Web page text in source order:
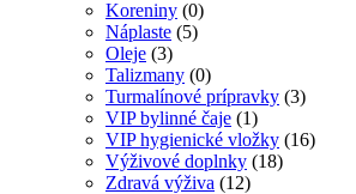
Koreniny (0)
Náplaste (5)
Oleje (3)
Talizmany (0)
Turmalínové prípravky (3)
VIP bylinné čaje (1)
VIP hygienické vložky (16)
Výživové doplnky (18)
Zdravá výživa (12)